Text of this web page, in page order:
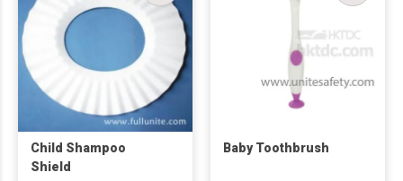
Child Shampoo
Shield
Baby Toothbrush